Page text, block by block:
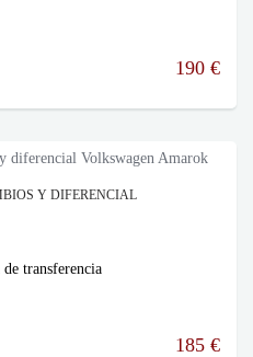
190 €
Y DIFERENCIAL
transferencia
185 €